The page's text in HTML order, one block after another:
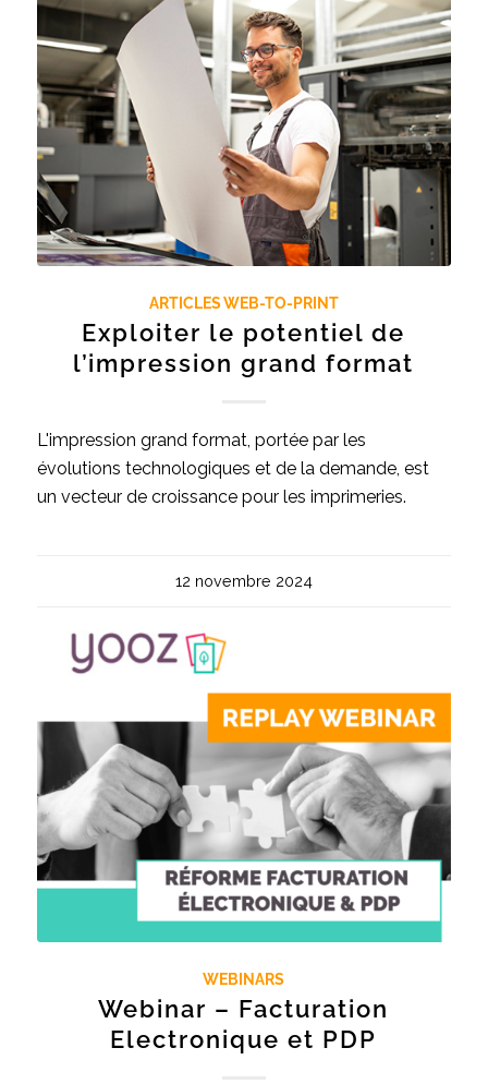
ARTICLES WEB-TO-PRINT
Exploiter le potentiel de
l’impression grand format
L'impression grand format, portée par les
évolutions technologiques et de la demande, est
un vecteur de croissance pour les imprimeries.
12 novembre 2024
WEBINARS
Webinar – Facturation
Electronique et PDP